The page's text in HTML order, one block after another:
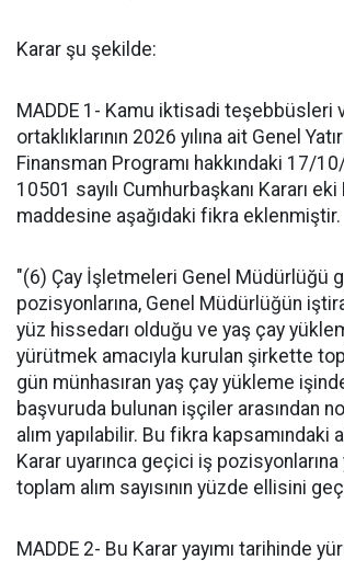
Karar şu şekilde:
MADDE 1- Kamu iktisadi teşebbüsleri
ortaklıklarının 2026 yılına ait Genel
Finansman Programı hakkındaki 17/
10501 sayılı Cumhurbaşkanı Kararı eki
maddesine aşağıdaki fikra eklenmiştir.
"(6) Çay İşletmeleri Genel Müdürlüğü
pozisyonlarına, Genel Müdürlüğün
yüz hissedarı olduğu ve yaş çay
yürütmek amacıyla kurulan şirkette
gün münhasıran yaş çay yükleme
başvuruda bulunan işçiler arasından
alım yapılabilir. Bu fikra kapsamındaki
Karar uyarınca geçici iş
toplam alım sayısının yüzde ellisini
MADDE 2- Bu Karar yayımı tarihinde